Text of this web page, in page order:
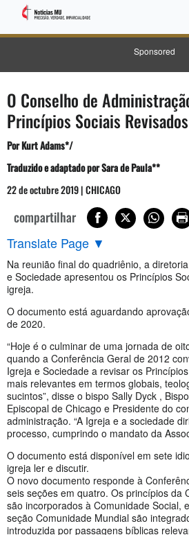
Sponsored
O Conselho de
Princípios Sociais Revisados
PorKurt Adams*/
Traduzido e adaptado por Sara de Paula**
22 de octubre 2019 | CHICAGO
compartilhar
Translate Page ▼
Na reunião final do quadriênio, a
e Sociedade apresentou os Princípios
igreja.
O documento está aguardando
de 2020.
“Hoje é o culminar de uma jornada de
quando a Conferência Geral de 2012
Igreja e Sociedade a revisar os
mais relevantes em termos globais,
sucintos”, disse o bispo Sally Dyck ,
Episcopal de Chicago e Presidente do
administração. “A Igreja e a sociedade
processo, cumprindo o mandato da
O documento está disponível em sete
igreja ler e discutir.
O novo documento responde à
seis seções em quatro. Os princípios da
são incorporados à Comunidade Social,
seção Comunidade Mundial são
introduzida por passagens bíblicas